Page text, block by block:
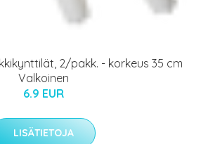
2/pakk. - korkeus 35 cm
Valkoinen
6.9 EUR
LISÄTIETOJA